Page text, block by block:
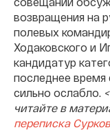
возвращения на
полевых
Ходаковского и
кандидатур
последнее время
сильно ослабло.
читайте в
переписка